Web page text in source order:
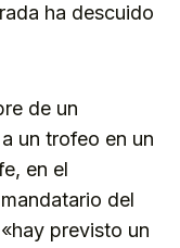
ha descuido
de un
un trofeo en un
en el
del
previsto un